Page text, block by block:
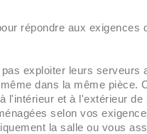
répondre aux exigences
exploiter leurs serveurs
dans la même pièce.
l'intérieur et à l'extérieur de
selon vos
la salle ou vous